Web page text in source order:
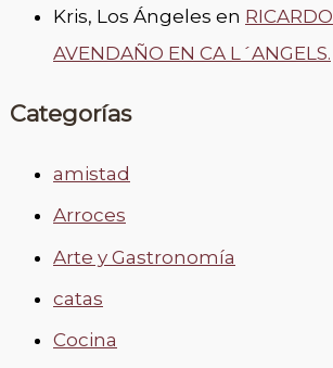
Kris, Los Ángeles en RICARDO
AVENDAÑO EN CA L´ANGELS.
Categorías
amistad
Arroces
Arte y Gastronomía
catas
Cocina